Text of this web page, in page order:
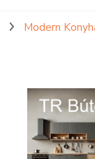
Modern
KERESÉS